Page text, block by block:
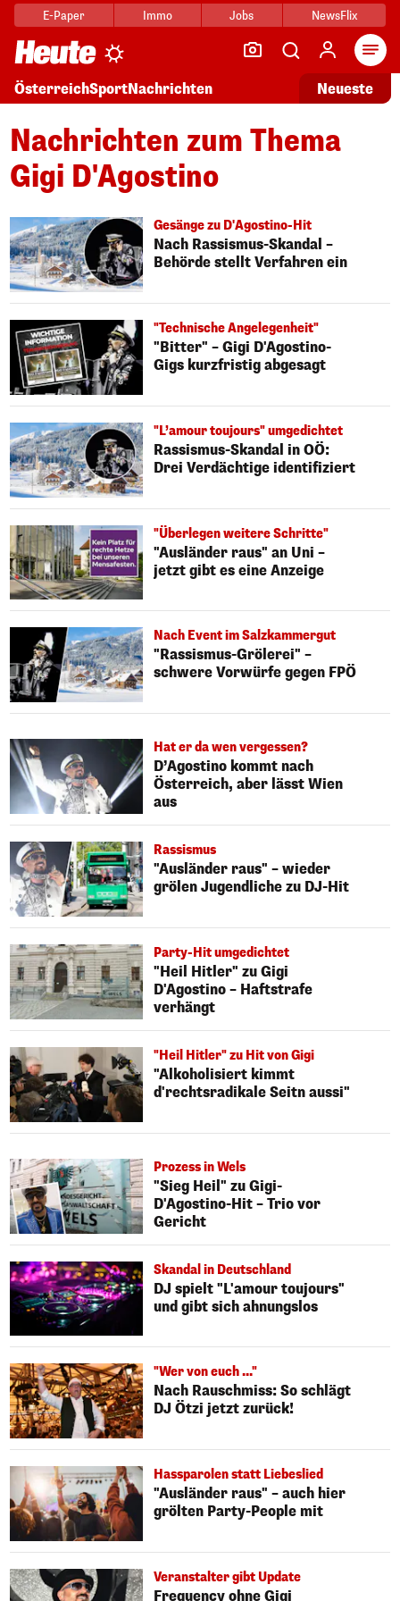
E-Paper Immo Jobs NewsFlix
ÖsterreichSportNachrichten Neueste
Nachrichten zum Thema
Gigi D'Agostino
Gesänge zu D'Agostino-Hit
Nach Rassismus-Skandal –
Behörde stellt Verfahren ein
"Technische Angelegenheit"
"Bitter" – Gigi D'Agostino-
Gigs kurzfristig abgesagt
"L’amour toujours" umgedichtet
Rassismus-Skandal in OÖ:
Drei Verdächtige identifiziert
"Überlegen weitere Schritte"
"Ausländer raus" an Uni –
jetzt gibt es eine Anzeige
Nach Event im Salzkammergut
"Rassismus-Grölerei" –
schwere Vorwürfe gegen FPÖ
Hat er da wen vergessen?
D’Agostino kommt nach
Österreich, aber lässt Wien
aus
Rassismus
"Ausländer raus" – wieder
grölen Jugendliche zu DJ-Hit
Party-Hit umgedichtet
"Heil Hitler" zu Gigi
D'Agostino – Haftstrafe
verhängt
"Heil Hitler" zu Hit von Gigi
"Alkoholisiert kimmt
d'rechtsradikale Seitn aussi"
Prozess in Wels
"Sieg Heil" zu Gigi-
D'Agostino-Hit – Trio vor
Gericht
Skandal in Deutschland
DJ spielt "L'amour toujours"
und gibt sich ahnungslos
"Wer von euch ..."
Nach Rauschmiss: So schlägt
DJ Ötzi jetzt zurück!
Hassparolen statt Liebeslied
"Ausländer raus" – auch hier
grölten Party-People mit
Veranstalter gibt Update
Frequency ohne Gigi